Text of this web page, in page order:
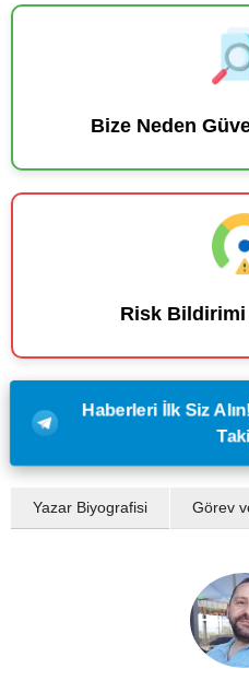
Bize Neden
Risk Bildirimi
Haberleri İlk Siz
Yazar Biyografisi Görev